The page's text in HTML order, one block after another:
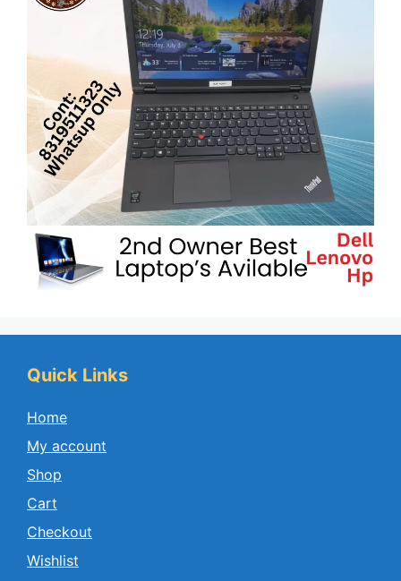
Quick Links
Home
My account
Shop
Cart
Checkout
Wishlist